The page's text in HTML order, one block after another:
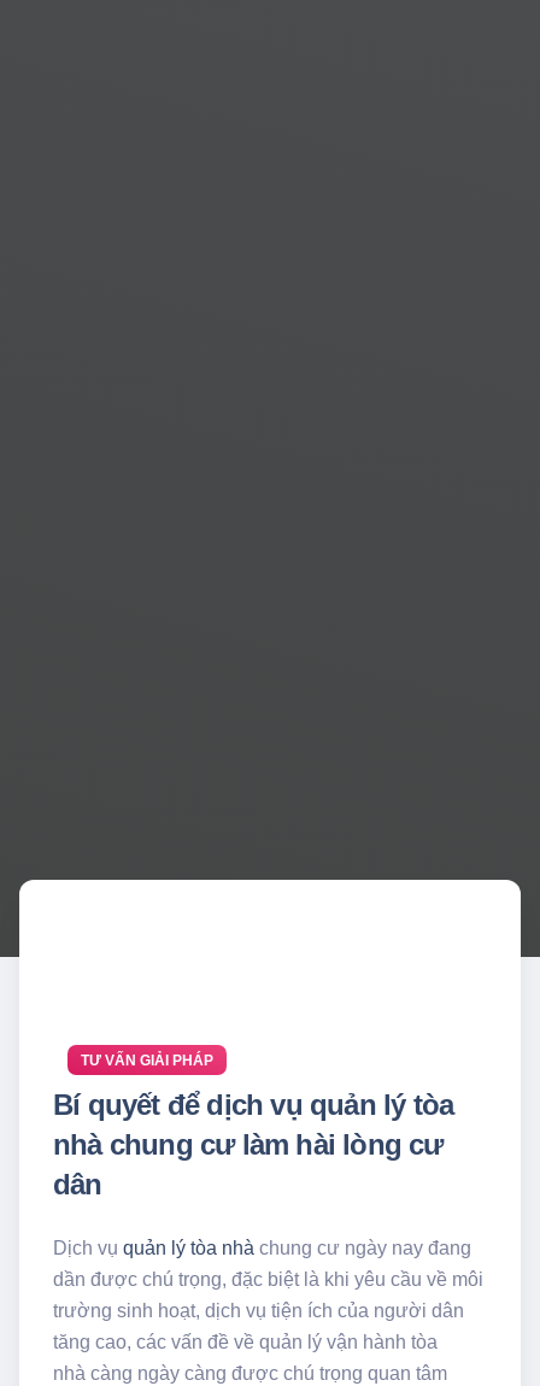
TƯ VẤN GIẢI PHÁP
Bí quyết để dịch vụ quản lý tòa
nhà chung cư làm hài lòng cư
dân
Dịch vụ quản lý tòa nhà chung cư ngày nay đang
dần được chú trọng, đặc biệt là khi yêu cầu về môi
trường sinh hoạt, dịch vụ tiện ích của người dân
tăng cao, các vấn đề về quản lý vận hành tòa
nhà càng ngày càng được chú trọng quan tâm